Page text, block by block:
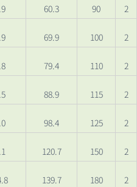
60.3 90 2
69.9 100 2
79.4 110 2
88.9 115 2
98.4 125 2
120.7 150 2
139.7 180 2